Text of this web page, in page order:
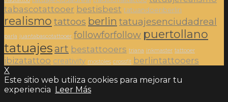
tabascotattooer bestisbest tatuandoenberlin
realismo tattoos berlin tatuajesenciudadreal
parla juantabascotattooer followforfollow puertollano
tatuajesart bestattooers triana inkmaster tattooer
ibizatattoo creativity mostoles crossfit berlintattooers
X
Este sitio web utiliza cookies para mejorar tu
experiencia Leer Más